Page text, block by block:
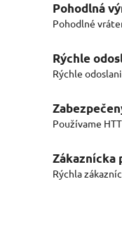
Pohodlná
Pohodlné
Rýchle
Rýchle
Používame
Zákaznícka
Rýchla